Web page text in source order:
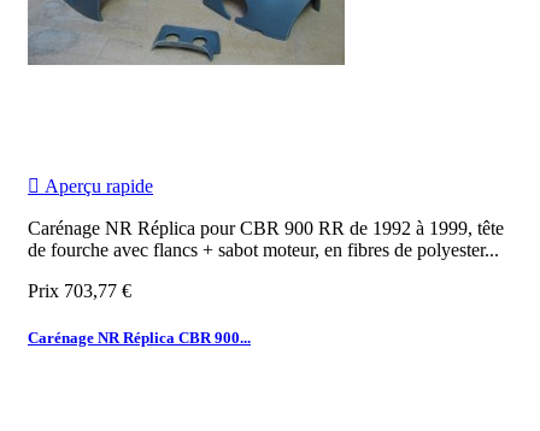
 Aperçu rapide
Carénage NR Réplica pour CBR 900 RR de 1992 à 1999, tête
de fourche avec flancs + sabot moteur, en fibres de polyester...
Prix 703,77 €
Carénage NR Réplica CBR 900...